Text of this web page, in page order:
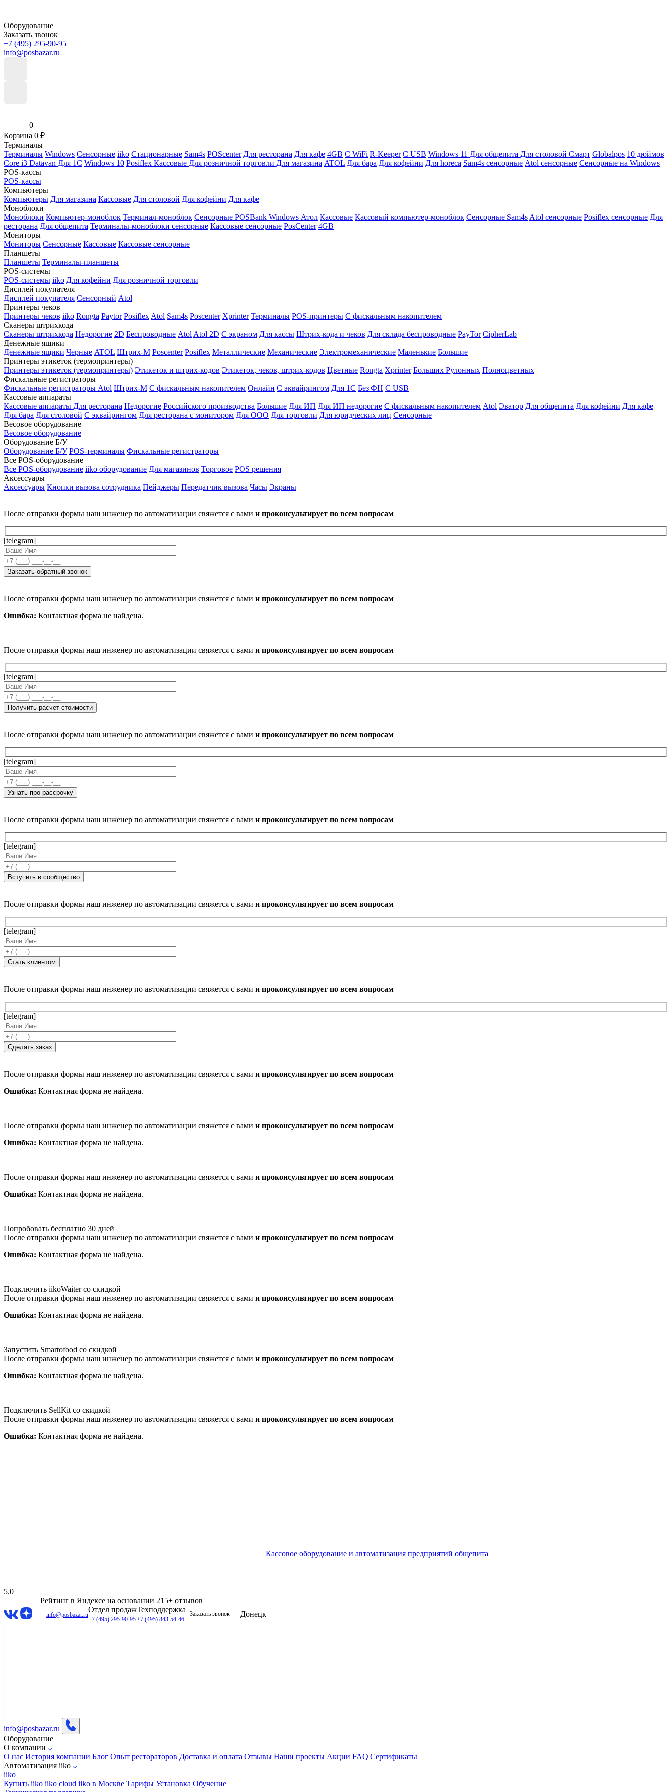
Оборудование
Заказать звонок
+7 (495) 295-90-95
info@posbazar.ru
0
Корзина 0 ₽
Терминалы
Терминалы Windows Сенсорные iiko Стационарные Sam4s POScenter Для ресторана Для кафе 4GB С WiFi R-Keeper С USB Windows 11 Для общепита Для столовой Смарт Globalpos 10 дюймов
Core i3 Datavan Для 1С Windows 10 Posiflex Кассовые Для розничной торговли Для магазина ATOL Для бара Для кофейни Для horeca Sam4s сенсорные Atol сенсорные Сенсорные на Windows
POS-кассы
POS-кассы
Компьютеры
Компьютеры Для магазина Кассовые Для столовой Для кофейни Для кафе
Моноблоки
Моноблоки Компьютер-моноблок Терминал-моноблок Сенсорные POSBank Windows Атол Кассовые Кассовый компьютер-моноблок Сенсорные Sam4s Atol сенсорные Posiflex сенсорные Для
ресторана Для общепита Терминалы-моноблоки сенсорные Кассовые сенсорные PosCenter 4GB
Мониторы
Мониторы Сенсорные Кассовые Кассовые сенсорные
Планшеты
Планшеты Терминалы-планшеты
POS-системы
POS-системы iiko Для кофейни Для розничной торговли
Дисплей покупателя
Дисплей покупателя Сенсорный Atol
Принтеры чеков
Принтеры чеков iiko Rongta Paytor Posiflex Atol Sam4s Poscenter Xprinter Терминалы POS-принтеры С фискальным накопителем
Сканеры штрихкода
Сканеры штрихкода Недорогие 2D Беспроводные Atol Atol 2D С экраном Для кассы Штрих-кода и чеков Для склада беспроводные PayTor CipherLab
Денежные ящики
Денежные ящики Черные ATOL Штрих-М Poscenter Posiflex Металлические Механические Электромеханические Маленькие Большие
Принтеры этикеток (термопринтеры)
Принтеры этикеток (термопринтеры) Этикеток и штрих-кодов Этикеток, чеков, штрих-кодов Цветные Rongta Xprinter Больших Рулонных Полноцветных
Фискальные регистраторы
Фискальные регистраторы Atol Штрих-М С фискальным накопителем Онлайн С эквайрингом Для 1С Без ФН С USB
Кассовые аппараты
Кассовые аппараты Для ресторана Недорогие Российского производства Большие Для ИП Для ИП недорогие С фискальным накопителем Atol Эватор Для общепита Для кофейни Для кафе
Для бара Для столовой С эквайрингом Для ресторана с монитором Для ООО Для торговли Для юридческих лиц Сенсорные
Весовое оборудование
Весовое оборудование
Оборудование Б/У
Оборудование Б/У POS-терминалы Фискальные регистраторы
Все POS-оборудование
Все POS-оборудование iiko оборудование Для магазинов Торговое POS решения
Аксессуары
Аксессуары Кнопки вызова сотрудника Пейджеры Передатчик вызова Часы Экраны
После отправки формы наш инженер по автоматизации свяжется с вами и проконсультирует по всем вопросам
[telegram]
После отправки формы наш инженер по автоматизации свяжется с вами и проконсультирует по всем вопросам
Ошибка: Контактная форма не найдена.
После отправки формы наш инженер по автоматизации свяжется с вами и проконсультирует по всем вопросам
[telegram]
После отправки формы наш инженер по автоматизации свяжется с вами и проконсультирует по всем вопросам
[telegram]
После отправки формы наш инженер по автоматизации свяжется с вами и проконсультирует по всем вопросам
[telegram]
После отправки формы наш инженер по автоматизации свяжется с вами и проконсультирует по всем вопросам
[telegram]
После отправки формы наш инженер по автоматизации свяжется с вами и проконсультирует по всем вопросам
[telegram]
После отправки формы наш инженер по автоматизации свяжется с вами и проконсультирует по всем вопросам
Ошибка: Контактная форма не найдена.
После отправки формы наш инженер по автоматизации свяжется с вами и проконсультирует по всем вопросам
Ошибка: Контактная форма не найдена.
После отправки формы наш инженер по автоматизации свяжется с вами и проконсультирует по всем вопросам
Ошибка: Контактная форма не найдена.
Попробовать бесплатно 30 дней
После отправки формы наш инженер по автоматизации свяжется с вами и проконсультирует по всем вопросам
Ошибка: Контактная форма не найдена.
Подключить iikoWaiter со скидкой
После отправки формы наш инженер по автоматизации свяжется с вами и проконсультирует по всем вопросам
Ошибка: Контактная форма не найдена.
Запустить Smartofood со скидкой
После отправки формы наш инженер по автоматизации свяжется с вами и проконсультирует по всем вопросам
Ошибка: Контактная форма не найдена.
Подключить SellKit со скидкой
После отправки формы наш инженер по автоматизации свяжется с вами и проконсультирует по всем вопросам
Ошибка: Контактная форма не найдена.
Кассовое оборудование и автоматизация предприятий общепита
5.0
Рейтинг в Яндексе на основании 215+ отзывов
info@posbazar.ru
Отдел продаж
+7 (495) 295-90-95
Техподдержка
+7 (495) 843-54-46
Заказать звонок Донецк
info@posbazar.ru
Оборудование
О компании
О нас История компании Блог Опыт рестораторов Доставка и оплата Отзывы Наши проекты Акции FAQ Сертификаты
Автоматизация iiko
iiko
Купить iiko iiko cloud iiko в Москве Тарифы Установка Обучение